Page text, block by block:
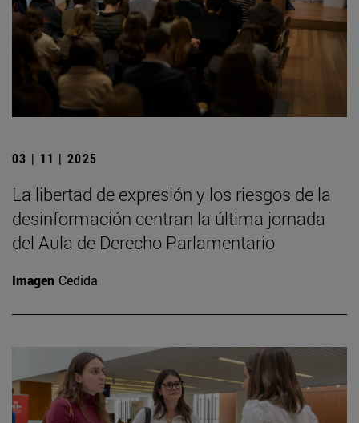
03 | 11 | 2025
La libertad de expresión y los riesgos de la
desinformación centran la última jornada
del Aula de Derecho Parlamentario
Imagen Cedida